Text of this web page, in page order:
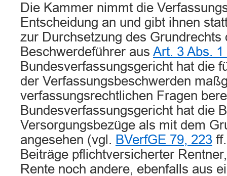
Die Kammer nimmt die
Entscheidung an und gibt ihnen
zur Durchsetzung des Grundrechts
Beschwerdeführer aus Art. 3 Abs. 1
Bundesverfassungsgericht hat die
der Verfassungsbeschwerden
verfassungsrechtlichen Fragen
Bundesverfassungsgericht hat die
Versorgungsbezüge als mit dem
angesehen (vgl. BVerfGE 79, 223
Beiträge pflichtversicherter
Rente noch andere, ebenfalls aus